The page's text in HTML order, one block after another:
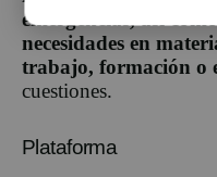
emergencias, así
necesidades en
trabajo, formación o
cuestiones.
Plataforma